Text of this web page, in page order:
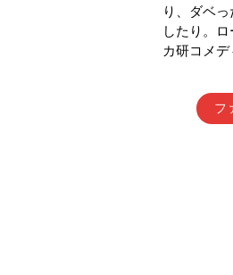
り、ダベ
したり。
カ研コメデ
フ